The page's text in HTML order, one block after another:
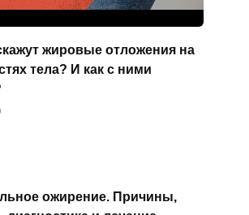
жировые отложения на
тела? И как с ними
ожирение. Причины,